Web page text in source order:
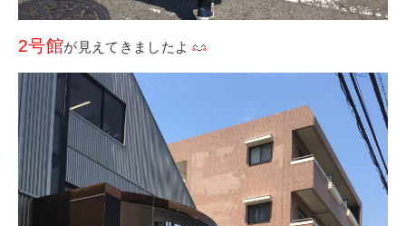
2号館が見えてきましたよ